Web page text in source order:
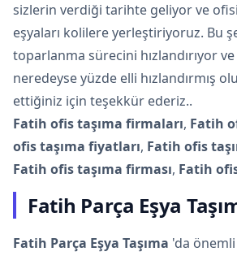
sizlerin verdiği tarihte geliyor ve
eşyaları kolilere yerleştiriyoruz. Bu
toparlanma sürecini hızlandırıyor
neredeyse yüzde elli hızlandırmış
ettiğiniz için teşekkür ederiz..
Fatih ofis taşıma firmaları, Fatih
ofis taşıma fiyatları, Fatih ofis
Fatih ofis taşıma firması, Fatih
Fatih Parça Eşya
Fatih Parça Eşya Taşıma 'da